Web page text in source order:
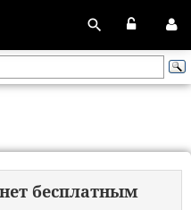
бесплатным